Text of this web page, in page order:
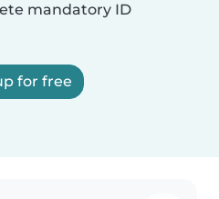
mandatory ID
for free